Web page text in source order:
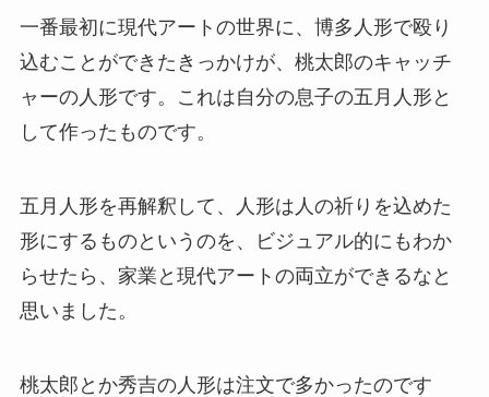
一番最初に現代アートの世界に、博多人形で殴り
込むことができたきっかけが、桃太郎のキャッチ
ャーの人形です。これは自分の息子の五月人形と
して作ったものです。
五月人形を再解釈して、人形は人の祈りを込めた
形にするものというのを、ビジュアル的にもわか
らせたら、家業と現代アートの両立ができるなと
思いました。
桃太郎とか秀吉の人形は注文で多かったのです